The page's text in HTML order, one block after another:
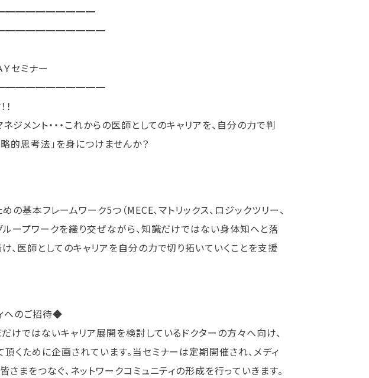
セミナー
メント・・・これからの医師としてのキャリアを、自分の力で判
的思考法」を身につけませんか？
基本フレームワーク5つ（MECE、マトリックス、ロジックツリー、
ループワークを織り交ぜながら、知識だけではない身体知へと落
、医師としてのキャリアを自分の力で切り拓いていくことを支援
へのご招待◆
けではないキャリア展開を検討しているドクターの方々へ向け、
くために企画されています。当セミナーは定期開催され、メディ
まをつなぐ、ネットワークコミュニティの形成を行っていきます。